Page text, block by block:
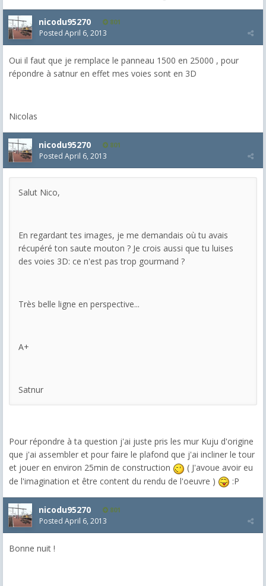
nicodu95270 801
Posted April 6, 2013
Oui il faut que je remplace le panneau 1500 en 25000 , pour
répondre à satnur en effet mes voies sont en 3D
Nicolas
nicodu95270 801
Posted April 6, 2013
Salut Nico,
En regardant tes images, je me demandais où tu avais
récupéré ton saute mouton ? Je crois aussi que tu luises
des voies 3D: ce n'est pas trop gourmand ?
Très belle ligne en perspective...
A+
Satnur
Pour répondre à ta question j'ai juste pris les mur Kuju d'origine
que j'ai assembler et pour faire le plafond que j'ai incliner le tour
et jouer en environ 25min de construction
( J'avoue avoir eu
de l'imagination et être content du rendu de l'oeuvre )
:P
nicodu95270 801
Posted April 6, 2013
Bonne nuit !